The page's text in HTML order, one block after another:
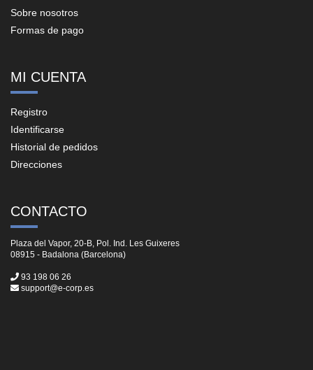
Sobre nosotros
Formas de pago
MI CUENTA
Registro
Identificarse
Historial de pedidos
Direcciones
CONTACTO
Plaza del Vapor, 20-B, Pol. Ind. Les Guixeres
08915 - Badalona (Barcelona)
93 198 06 26
support@e-corp.es